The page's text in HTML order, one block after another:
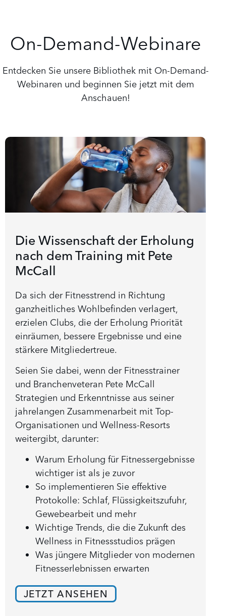
On-Demand-Webinare
Entdecken Sie unsere Bibliothek mit On-Demand-
Webinaren und beginnen Sie jetzt mit dem
Anschauen!
Die Wissenschaft der Erholung
nach dem Training mit Pete
McCall
Da sich der Fitnesstrend in Richtung
ganzheitliches Wohlbefinden verlagert,
erzielen Clubs, die der Erholung Priorität
einräumen, bessere Ergebnisse und eine
stärkere Mitgliedertreue.
Seien Sie dabei, wenn der Fitnesstrainer
und Branchenveteran Pete McCall
Strategien und Erkenntnisse aus seiner
jahrelangen Zusammenarbeit mit Top-
Organisationen und Wellness-Resorts
weitergibt, darunter:
Warum Erholung für Fitnessergebnisse
wichtiger ist als je zuvor
So implementieren Sie effektive
Protokolle: Schlaf, Flüssigkeitszufuhr,
Gewebearbeit und mehr
Wichtige Trends, die die Zukunft des
Wellness in Fitnessstudios prägen
Was jüngere Mitglieder von modernen
Fitnesserlebnissen erwarten
JETZT ANSEHEN